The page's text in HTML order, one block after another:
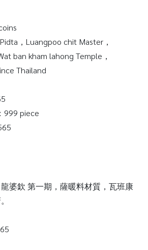
，Luangpoo chit Master，
ban kham lahong Temple，
Thailand
999 piece
婆欽 第一期，薩暖料材質，瓦班康